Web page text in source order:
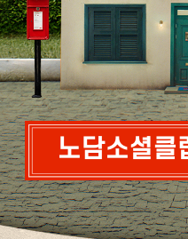
노담소셜클